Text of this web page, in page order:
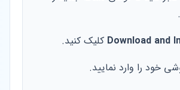
Download and کلیک کنید.
خود را وارد نمایید.